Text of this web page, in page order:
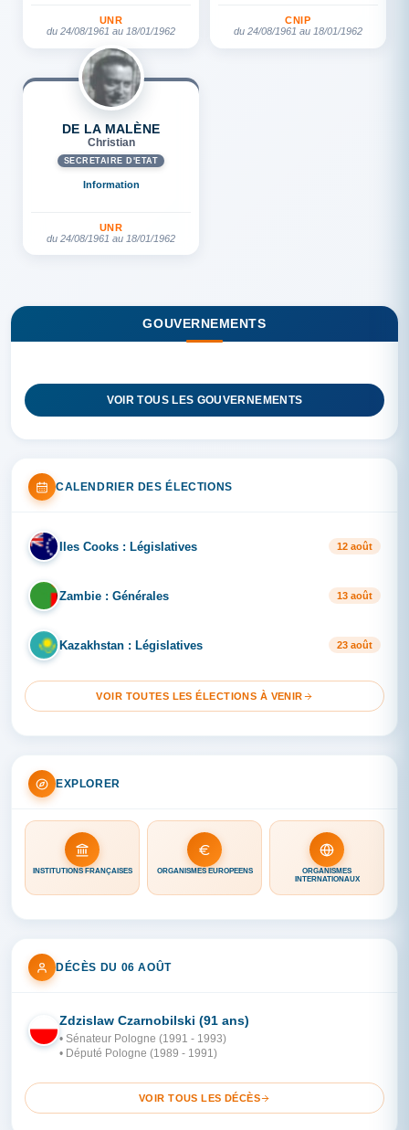
UNR
du 24/08/1961 au 18/01/1962
CNIP
du 24/08/1961 au 18/01/1962
DE LA MALÈNE
Christian
SECRÉTAIRE D'ETAT
Information
UNR
du 24/08/1961 au 18/01/1962
GOUVERNEMENTS
VOIR TOUS LES GOUVERNEMENTS
CALENDRIER DES ÉLECTIONS
IL Iles Cooks : Législatives 12 août
ZA Zambie : Générales 13 août
KA Kazakhstan : Législatives 23 août
VOIR TOUTES LES ÉLECTIONS À VENIR
EXPLORER
INSTITUTIONS FRANÇAISES ORGANISMES EUROPÉENS
ORGANISMES
INTERNATIONAUX
DÉCÈS DU 06 AOÛT
PO
Zdzislaw Czarnobilski (91 ans)
• Sénateur Pologne (1991 - 1993)
• Député Pologne (1989 - 1991)
VOIR TOUS LES DÉCÈS